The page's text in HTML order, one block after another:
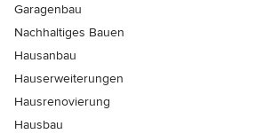
Garagenbau
Nachhaltiges Bauen
Hausanbau
Hauserweiterungen
Hausrenovierung
Hausbau